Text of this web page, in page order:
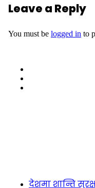
Leave a Reply
You must be logged in to
देशमा शान्ति